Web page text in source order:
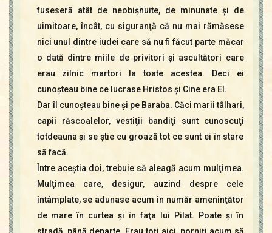
fuseseră atât de neobişnuite, de minunate şi de
uimitoare, încât, cu siguranţă că nu mai rămăsese
nici unul dintre iudei care să nu fi făcut parte măcar
o dată dintre miile de privitori şi ascultători care
erau zilnic martori la toate acestea. Deci ei
cunoşteau bine ce lucrase Hristos şi Cine era El.
Dar îl cunoşteau bine şi pe Baraba. Căci marii tâlhari,
capii răscoalelor, vestiţii bandiţi sunt cunoscuţi
totdeauna şi se ştie cu groază tot ce sunt ei în stare
să facă.
Între aceştia doi, trebuie să aleagă acum mulţimea.
Mulţimea care, desigur, auzind despre cele
întâmplate, se adunase acum în număr ameninţător
de mare în curtea şi în faţa lui Pilat. Poate şi în
stradă, până departe. Erau toţi aici, porniţi acum să